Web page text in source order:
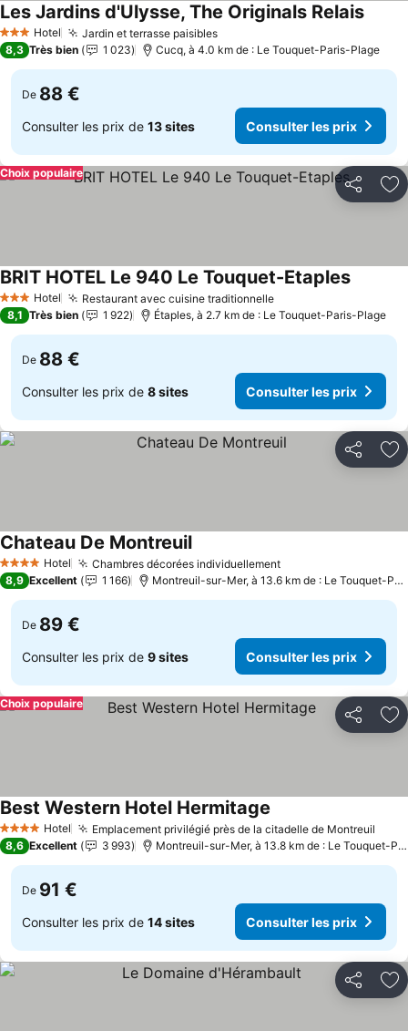
3 ÉtoilesHotel Jardin et terrasse paisibles
Les Jardins d'Ulysse, The Originals Relais
8,3 Très bien 1 023 Cucq, à 4.0 km de : Le Touquet-Paris-Plage
De 88 €
Consulter les prix de 13 sites Consulter les prix
Partager
Choix populaire
3 ÉtoilesHotel Restaurant avec cuisine traditionnelle
BRIT HOTEL Le 940 Le Touquet-Etaples
8,1 Très bien 1 922 Étaples, à 2.7 km de : Le Touquet-Paris-Plage
De 88 €
Consulter les prix de 8 sites Consulter les prix
Partager
4 Étoiles Hotel Chambres décorées individuellement
Chateau De Montreuil
8,9 Excellent 1 166 Montreuil-sur-Mer, à 13.6 km de : Le Touquet-Paris-Plage
De 89 €
Consulter les prix de 9 sites Consulter les prix
Partager
Choix populaire
4 Étoiles Hotel Emplacement privilégié près de la citadelle de Montreuil
Best Western Hotel Hermitage
8,6 Excellent 3 993 Montreuil-sur-Mer, à 13.8 km de : Le Touquet-Paris-Plage
De 91 €
Consulter les prix de 14 sites Consulter les prix
Partager